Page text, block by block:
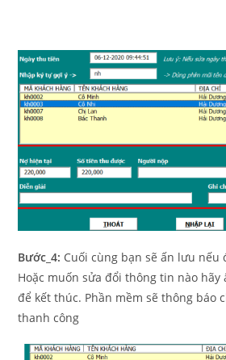
Bước_4: Cuối cùng bạn sẽ ấn lưu
Hoặc muốn sửa đổi thông tin nào hãy
để kết thúc. Phần mềm sẽ thông báo
thanh công